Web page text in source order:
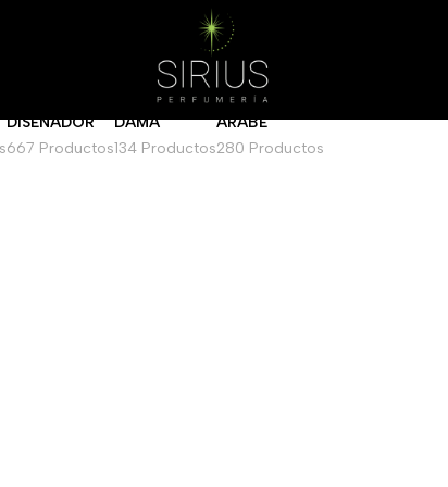
DISEÑADOR
667 Productos
DAMA
134 Productos
ARABE
280 Productos